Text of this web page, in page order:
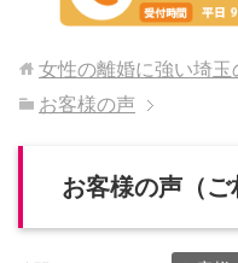
女性の離婚に強い埼玉
お客様の声
お客様の声（ご